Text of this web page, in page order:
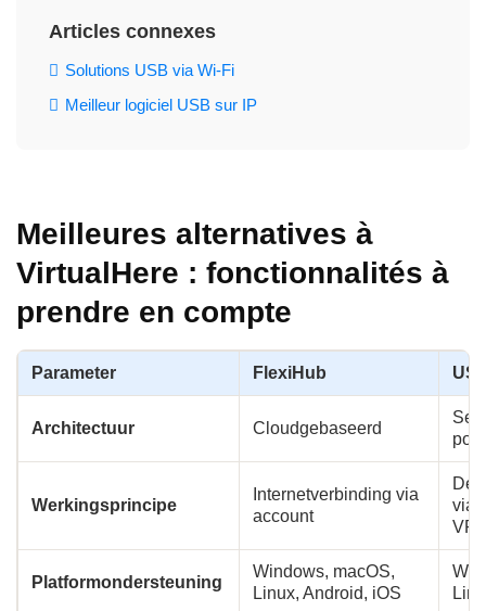
Articles connexes
Solutions USB via Wi‑Fi
Meilleur logiciel USB sur IP
Meilleures alternatives à
VirtualHere : fonctionnalités à
prendre en compte
Parameter FlexiHub
Architectuur Cloudgebaseerd
Werkingsprincipe
Internetverbinding via
account
via
Platformondersteuning
Windows, macOS,
Linux, Android, iOS